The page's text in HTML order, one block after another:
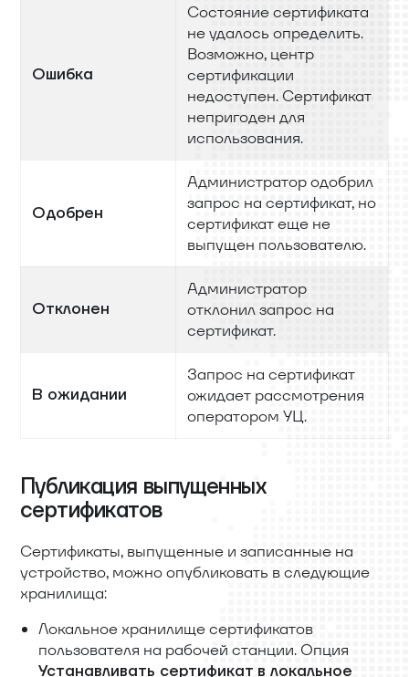
Ошибка
Состояние сертификата
не удалось определить.
Возможно, центр
сертификации
недоступен. Сертификат
непригоден для
использования.
Одобрен
Администратор одобрил
запрос на сертификат, но
сертификат еще не
выпущен пользователю.
Отклонен
Администратор
отклонил запрос на
сертификат.
В ожидании
Запрос на сертификат
ожидает рассмотрения
оператором УЦ.
Публикация выпущенных
сертификатов
Сертификаты, выпущенные и записанные на
устройство, можно опубликовать в следующие
хранилища:
Локальное хранилище сертификатов
пользователя на рабочей станции. Опция
Устанавливать сертификат в локальное